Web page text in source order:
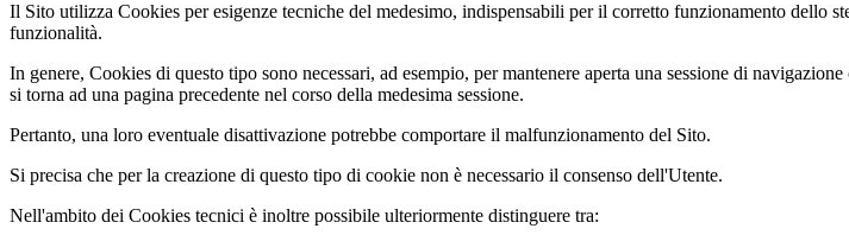
Il Sito utilizza Cookies per esigenze tecniche del medesimo, indispensabili per il corretto funzionamento dello
funzionalità.
In genere, Cookies di questo tipo sono necessari, ad esempio, per mantenere aperta una sessione di
si torna ad una pagina precedente nel corso della medesima sessione.
Pertanto, una loro eventuale disattivazione potrebbe comportare il malfunzionamento del Sito.
Si precisa che per la creazione di questo tipo di cookie non è necessario il consenso dell'Utente.
Nell'ambito dei Cookies tecnici è inoltre possibile ulteriormente distinguere tra: